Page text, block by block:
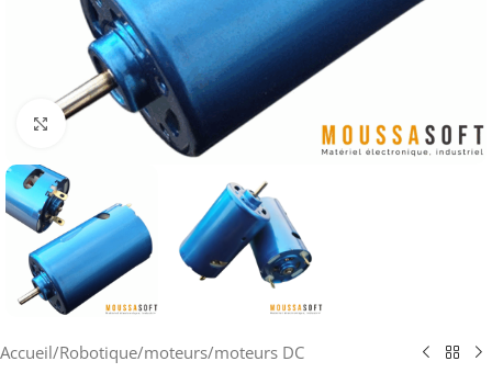
Cliquez pour agrandir
Accueil/Robotique/moteurs/moteurs DC